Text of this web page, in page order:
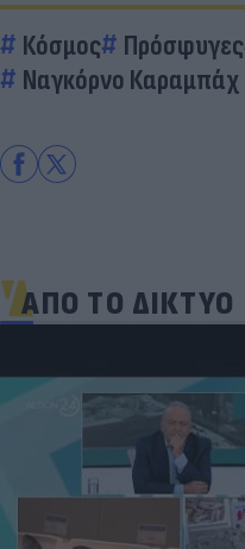
Κόσμος Πρόσφυγες
Ναγκόρνο Καραμπάχ
ΑΠΟ ΤΟ ΔΙΚΤΥΟ